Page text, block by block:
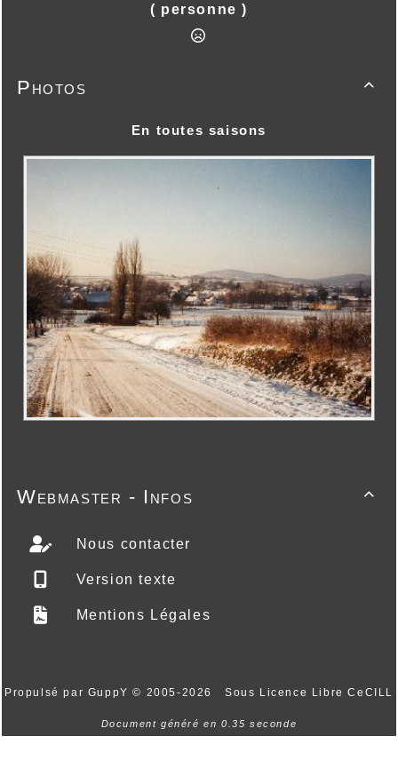
( personne )

Photos
En toutes saisons

Webmaster - Infos
Nous contacter
Version texte
Mentions Légales
Propulsé par GuppY© 2005-2026 Sous Licence Libre CeCILL
Document généré en 0.35 seconde